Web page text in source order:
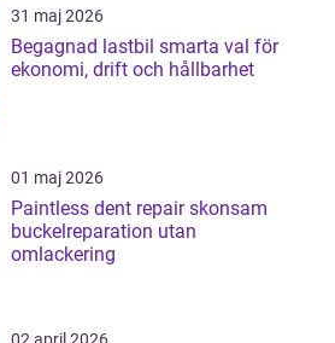
31 maj 2026
Begagnad lastbil smarta val för
ekonomi, drift och hållbarhet
01 maj 2026
Paintless dent repair skonsam
buckelreparation utan
omlackering